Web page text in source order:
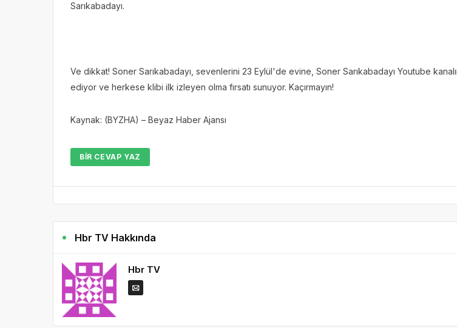
Sarıkabadayı.
Ve dikkat! Soner Sarıkabadayı, sevenlerini 23 Eylül'de evine, Soner Sarıkabadayı Youtube
ediyor ve herkese klibi ilk izleyen olma fırsatı sunuyor. Kaçırmayın!
Kaynak: (BYZHA) – Beyaz Haber Ajansı
BIR CEVAP YAZ
Hbr TV Hakkında
Hbr TV